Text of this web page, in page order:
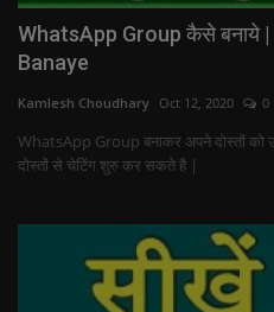
WhatsApp Group कैसे बनाये
Banaye
Kamlesh Choudhary Oct 12, 2020 0
WhatsApp Group बनाकर अपने दोस्तों
दोस्तों से चेटिंग शुरु कर सकते है |